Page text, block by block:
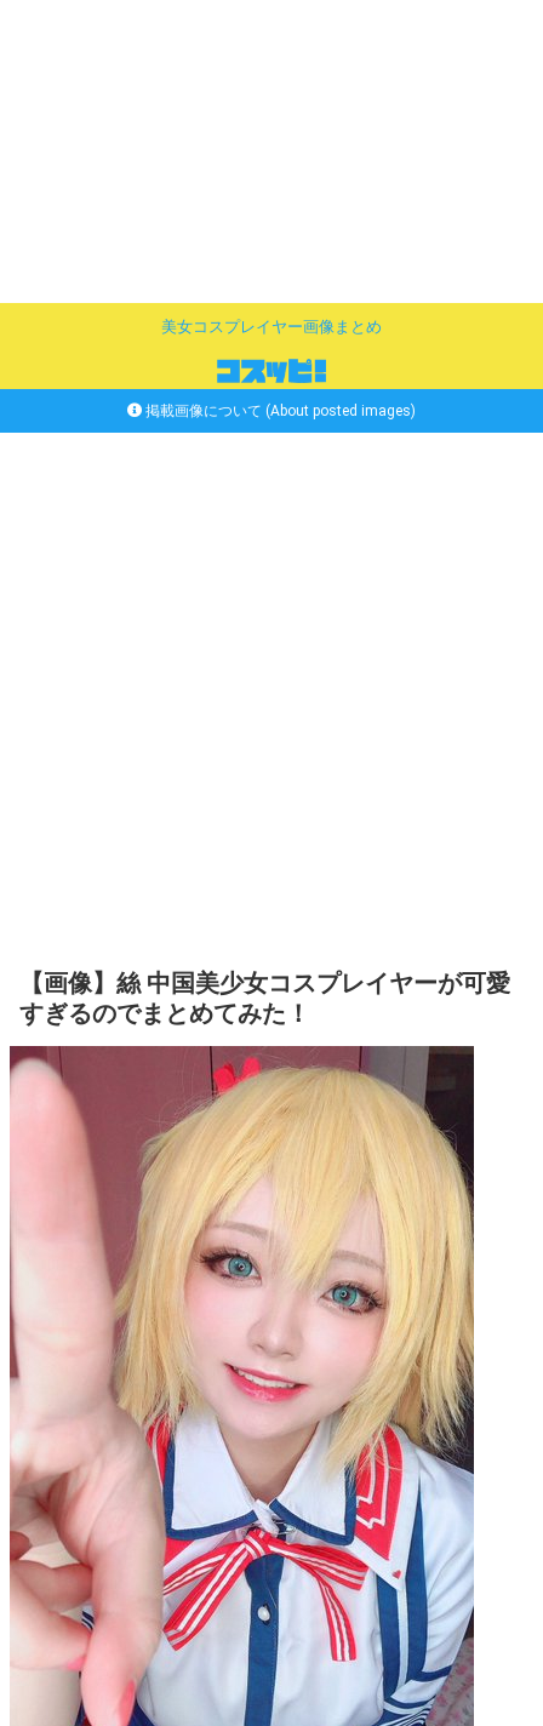
美女コスプレイヤー画像まとめ
掲載画像について (About posted images)
【画像】絲 中国美少女コスプレイヤーが可愛
すぎるのでまとめてみた！